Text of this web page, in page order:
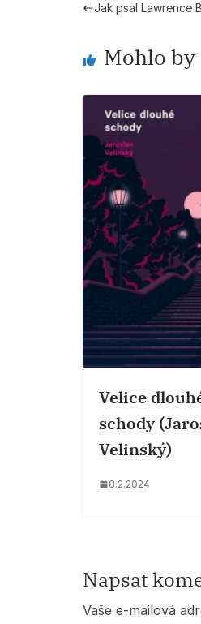
Jak psal Lawrence
Mohlo
Velice
schody
Velinský)
8.2.2024
Napsat
Vaše e-mailová